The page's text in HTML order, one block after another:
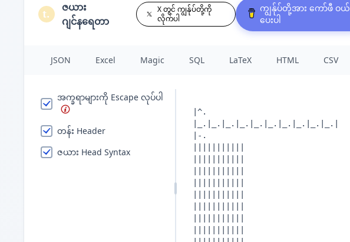
ဇယား
ဂျင်နရေတာ
X တွင် ကျွန်ုပ်တို့ကို
လိုက်ပါ
ကျွန်ုပ်တို့အား ကော်ဖီ ဝယ်
ပေးပါ
JSON Excel Magic SQL LaTeX HTML CSV
အက္ခရာများကို Escape လုပ်ပါ
တန်း Header
ဇယား Head Syntax